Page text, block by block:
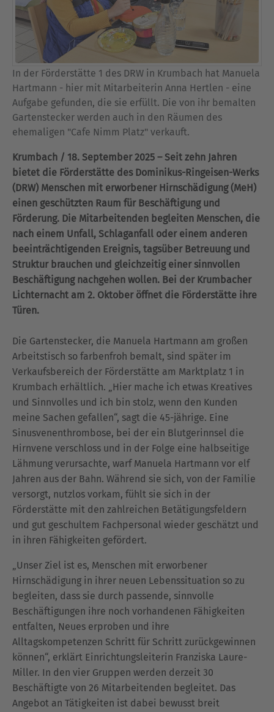
In der Förderstätte 1 des DRW in Krumbach hat Manuela
Hartmann - hier mit Mitarbeiterin Anna Hertlen - eine
Aufgabe gefunden, die sie erfüllt. Die von ihr bemalten
Gartenstecker werden auch in den Räumen des
ehemaligen "Cafe Nimm Platz" verkauft.
Krumbach / 18. September 2025 – Seit zehn Jahren
bietet die Förderstätte des Dominikus-Ringeisen-Werks
(DRW) Menschen mit erworbener Hirnschädigung (MeH)
einen geschützten Raum für Beschäftigung und
Förderung. Die Mitarbeitenden begleiten Menschen, die
nach einem Unfall, Schlaganfall oder einem anderen
beeinträchtigenden Ereignis, tagsüber Betreuung und
Struktur brauchen und gleichzeitig einer sinnvollen
Beschäftigung nachgehen wollen. Bei der Krumbacher
Lichternacht am 2. Oktober öffnet die Förderstätte ihre
Türen.
Die Gartenstecker, die Manuela Hartmann am großen
Arbeitstisch so farbenfroh bemalt, sind später im
Verkaufsbereich der Förderstätte am Marktplatz 1 in
Krumbach erhältlich. „Hier mache ich etwas Kreatives
und Sinnvolles und ich bin stolz, wenn den Kunden
meine Sachen gefallen“, sagt die 45-jährige. Eine
Sinusvenenthrombose, bei der ein Blutgerinnsel die
Hirnvene verschloss und in der Folge eine halbseitige
Lähmung verursachte, warf Manuela Hartmann vor elf
Jahren aus der Bahn. Während sie sich, von der Familie
versorgt, nutzlos vorkam, fühlt sie sich in der
Förderstätte mit den zahlreichen Betätigungsfeldern
und gut geschultem Fachpersonal wieder geschätzt und
in ihren Fähigkeiten gefördert.
„Unser Ziel ist es, Menschen mit erworbener
Hirnschädigung in ihrer neuen Lebenssituation so zu
begleiten, dass sie durch passende, sinnvolle
Beschäftigungen ihre noch vorhandenen Fähigkeiten
entfalten, Neues erproben und ihre
Alltagskompetenzen Schritt für Schritt zurückgewinnen
können“, erklärt Einrichtungsleiterin Franziska Laure-
Miller. In den vier Gruppen werden derzeit 30
Beschäftigte von 26 Mitarbeitenden begleitet. Das
Angebot an Tätigkeiten ist dabei bewusst breit